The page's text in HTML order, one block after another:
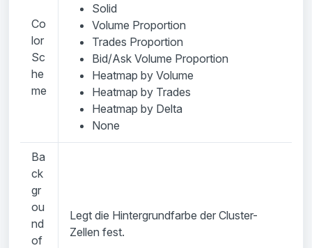
Co
lor
Sc
he
me
Solid
Volume Proportion
Trades Proportion
Bid/Ask Volume Proportion
Heatmap by Volume
Heatmap by Trades
Heatmap by Delta
None
Ba
ck
gr
ou
nd
of
Legt die Hintergrundfarbe der Cluster-
Zellen fest.